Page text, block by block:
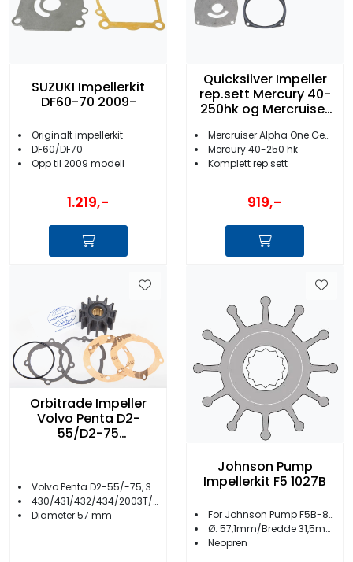
SUZUKI Impellerkit
DF60-70 2009-
Originalt impellerkit
DF60/DF70
Opp til 2009 modell
1.219,-
Quicksilver Impeller
rep.sett Mercury 40-
250hk og Mercruiser
Mercruiser Alpha One Gen 2
Mercury 40-250 hk
Komplett rep.sett
919,-
Orbitrade Impeller
Volvo Penta D2-
55/D2-75
Volvo Penta D2-55/-75, 3.0/4.3/5.7/8.1
430/431/432/434/2003T/TB
Diameter 57 mm
Johnson Pump
Impellerkit F5 1027B
For Johnson Pump F5B-8/F5B-3000
Ø: 57,1mm/Bredde 31,5mm
Neopren